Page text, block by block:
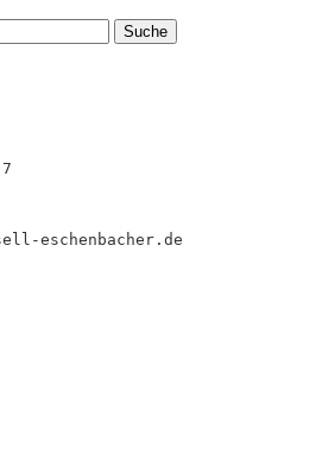
eschenbacher.de